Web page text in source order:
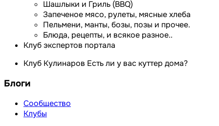
Шашлыки и Гриль (BBQ)
Запеченое мясо, рулеты, мясные хлеба
Пельмени, манты, бозы, позы и прочее.
Блюда, рецепты, и всякое разное..
Клуб экспертов портала
Клуб Кулинаров Есть ли у вас куттер дома?
Блоги
Сообщество
Клубы